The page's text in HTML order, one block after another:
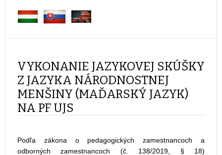
VYKONANIE JAZYKOVEJ SKÚŠKY
Z JAZYKA NÁRODNOSTNEJ
MENŠINY (MAĎARSKÝ JAZYK)
NA PF UJS
Podľa zákona o pedagogických zamestnancoch a
odborných zamestnancoch (č. 138/2019, § 18)